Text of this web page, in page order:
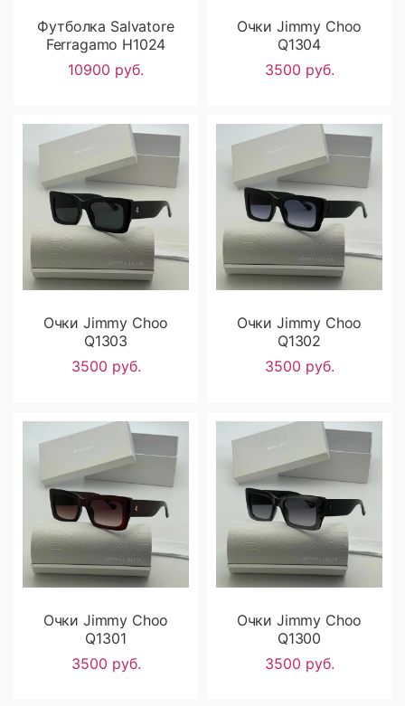
Футболка Salvatore
Ferragamo H1024
10900 руб.
Очки Jimmy Choo
Q1304
3500 руб.
Очки Jimmy Choo
Q1303
3500 руб.
Очки Jimmy Choo
Q1302
3500 руб.
Очки Jimmy Choo
Q1301
3500 руб.
Очки Jimmy Choo
Q1300
3500 руб.